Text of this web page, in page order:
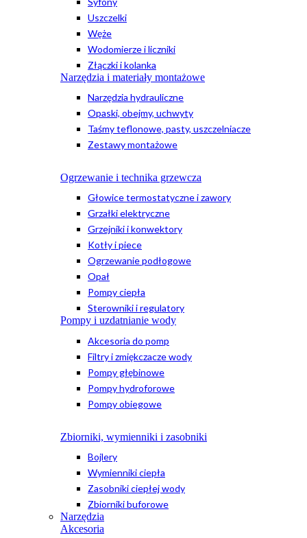
Uszczelki
Węże
Wodomierze i liczniki
Złączki i kolanka
Narzędzia i materiały montażowe
Narzędzia hydrauliczne
Opaski, obejmy, uchwyty
Taśmy teflonowe, pasty, uszczelniacze
Zestawy montażowe
Ogrzewanie i technika grzewcza
Głowice termostatyczne i zawory
Grzałki elektryczne
Grzejniki i konwektory
Kotły i piece
Ogrzewanie podłogowe
Opał
Pompy ciepła
Sterowniki i regulatory
Pompy i uzdatnianie wody
Akcesoria do pomp
Filtry i zmiękczacze wody
Pompy głębinowe
Pompy hydroforowe
Pompy obiegowe
Zbiorniki, wymienniki i zasobniki
Bojlery
Wymienniki ciepła
Zasobniki ciepłej wody
Zbiorniki buforowe
Narzędzia
Akcesoria